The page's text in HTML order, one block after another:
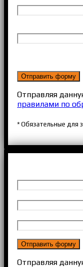
Отправляя
правилами по
* Обязательные для
Отправляя